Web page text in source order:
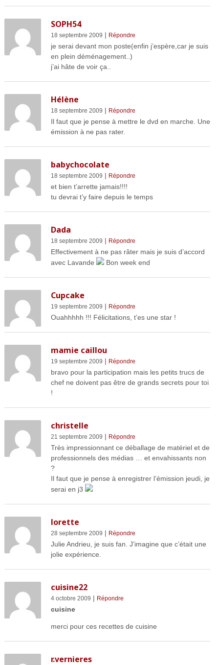
SOPH54
18 septembre 2009 | Répondre
je serai devant mon poste(enfin j’espère,car je suis
en plein déménagement..)
j’ai hâte de voir ça..
Hélène
18 septembre 2009 | Répondre
Il faut que je pense à mettre le dvd en marche. Une
émission à ne pas rater.
babychocolate
18 septembre 2009 | Répondre
et bien t’arrette jamais!!!!
tu devrai t’y faire depuis le temps
Dada
18 septembre 2009 | Répondre
Effectivement à ne pas râter mais je suis d’accord
avec Lavande
Bon week end
Cupcake
19 septembre 2009 | Répondre
Ouahhhhh !!! Félicitations, t’es une star !
mamie caillou
19 septembre 2009 | Répondre
bravo pour la participation mais les petits trucs de
chef ne doivent pas être de grands secrets pour toi
!
christelle
21 septembre 2009 | Répondre
Très impressionnant ce déballage de matériel et de
professionnels des médias … et envahissants non
?
Il faut que je pense à enregistrer l’émission jeudi, je
serai en j3
lorette
28 septembre 2009 | Répondre
Julie Andrieu, je suis fan. J’imagine que c’était une
jolie expérience.
cuisine22
4 octobre 2009 | Répondre
cuisine
merci pour ces recettes de cuisine
r.vernieres